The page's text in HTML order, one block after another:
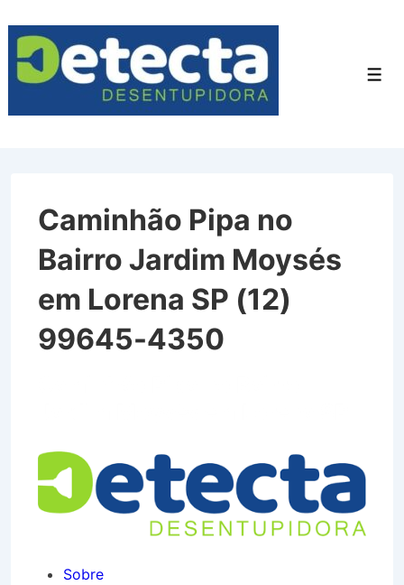
para
Conteúdo
Caminhão Pipa no
Bairro Jardim Moysés
em Lorena SP (12)
99645-4350
Sobre